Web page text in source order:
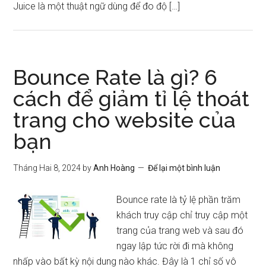
Juice là một thuật ngữ dùng để đo độ […]
Bounce Rate là gì? 6
cách để giảm tỉ lệ thoát
trang cho website của
bạn
Tháng Hai 8, 2024 byAnh Hoàng Để lại một bình luận
Bounce rate là tỷ lệ phần trăm
khách truy cập chỉ truy cập một
trang của trang web và sau đó
ngay lập tức rời đi mà không
nhấp vào bất kỳ nội dung nào khác. Đây là 1 chỉ số vô